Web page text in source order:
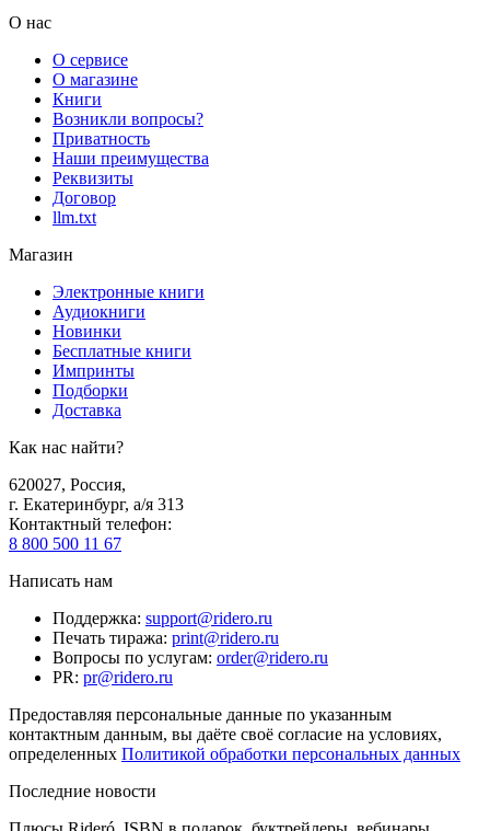
О нас
О сервисе
О магазине
Книги
Возникли вопросы?
Приватность
Наши преимущества
Реквизиты
Договор
llm.txt
Магазин
Электронные книги
Аудиокниги
Новинки
Бесплатные книги
Импринты
Подборки
Доставка
Как нас найти?
620027, Россия,
г. Екатеринбург, а/я 313
Контактный телефон:
8 800 500 11 67
Написать нам
Поддержка: support@ridero.ru
Печать тиража: print@ridero.ru
Вопросы по услугам: order@ridero.ru
PR: pr@ridero.ru
Предоставляя персональные данные по указанным
контактным данным, вы даёте своё согласие на условиях,
определенных Политикой обработки персональных данных
Последние новости